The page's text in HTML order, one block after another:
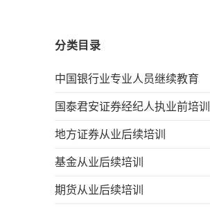
分类目录
中国银行业专业人员继续教育
国泰君安证券经纪人执业前培训
地方证券从业后续培训
基金从业后续培训
期货从业后续培训